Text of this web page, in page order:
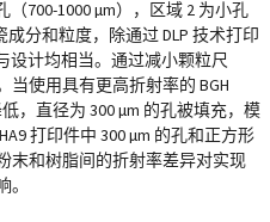
（700-1000 µm），区域 2 为小孔
成分和粒度，除通过 DLP 技术打印
设计均相当。通过减小颗粒尺
使用具有更高折射率的 BGH
，直径为 300 µm 的孔被填充，模
打印件中 300 µm 的孔和正方形
末和树脂间的折射率差异对实现